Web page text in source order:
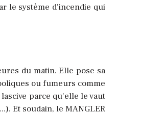
le système d'incendie qui
du matin. Elle pose sa
ou fumeurs comme
parce qu'elle le vaut
Et soudain, le MANGLER